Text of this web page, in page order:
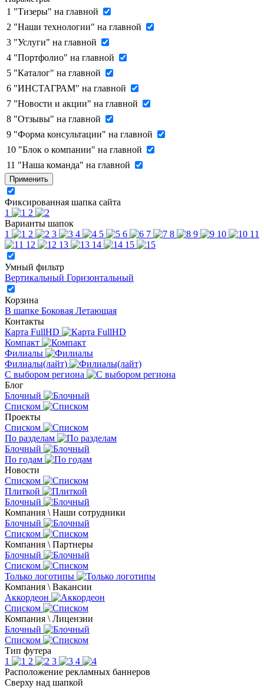
1 "Тизеры" на главной
2 "Наши технологии" на главной
3 "Услуги" на главной
4 "Портфолио" на главной
5 "Каталог" на главной
6 "ИНСТАГРАМ" на главной
7 "Новости и акции" на главной
8 "Отзывы" на главной
9 "Форма консультации" на главной
10 "Блок о компании" на главной
11 "Наша команда" на главной
Применить
Фиксированная шапка сайта
1
2
Варианты шапок
1
2 3 4 5 6 7 8 9 10
11
12
13 14 15
Умный фильтр
Вертикальный Горизонтальный
Корзина
В шапке Боковая Летающая
Контакты
Карта FullHD
Компакт
Филиалы
Филиалы(лайт)
С выбором региона
Блог
Блочный
Списком
Проекты
Списком
По разделам
Блочный
По годам
Новости
Списком
Плиткой
Блочный
Компания \ Наши сотрудники
Блочный
Списком
Компания \ Партнеры
Блочный
Списком
Только логотипы
Компания \ Вакансии
Аккордеон
Списком
Компания \ Лицензии
Блочный
Списком
Тип футера
1
2 3
4
Расположение рекламных баннеров
Сверху над шапкой